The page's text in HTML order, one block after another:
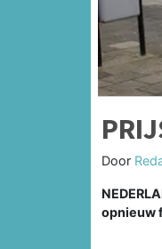
Door
opnieuw